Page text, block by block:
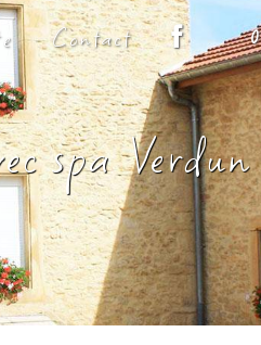
Contact
spa Verdun